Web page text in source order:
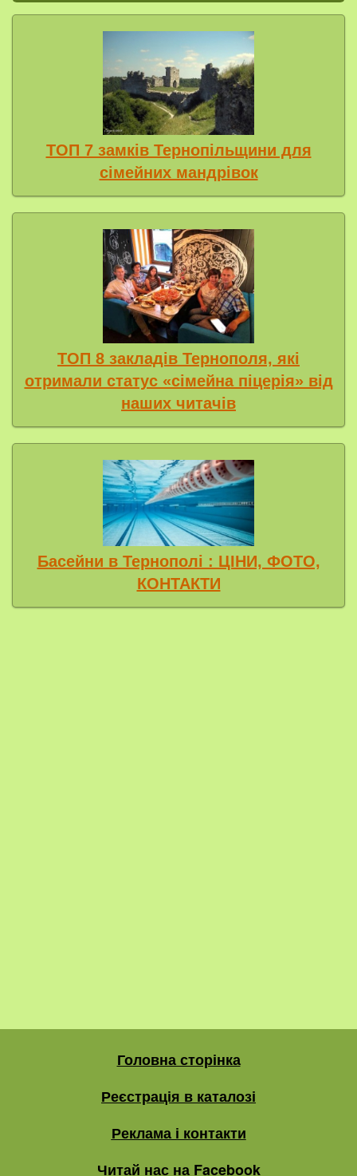
ТОП 7 замків Тернопільщини для
сімейних мандрівок
ТОП 8 закладів Тернополя, які
отримали статус «сімейна піцерія» від
наших читачів
Басейни в Тернополі : ЦІНИ, ФОТО,
КОНТАКТИ
Головна сторінка
Реєстрація в каталозі
Реклама і контакти
Читай нас на Facebook